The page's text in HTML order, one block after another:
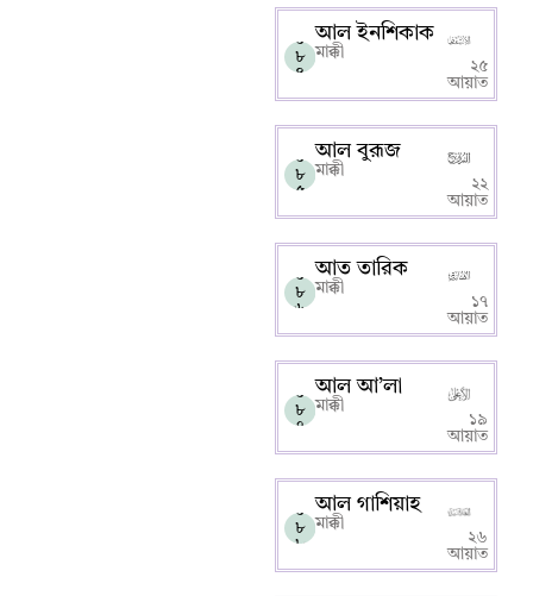
০
৮
৪
আল ইনশিকাক
মাক্কী
২৫
আয়াত
০
৮
৫
আল বুরূজ
মাক্কী
২২
আয়াত
০
৮
৬
আত তারিক
মাক্কী
১৭
আয়াত
০
৮
৭
আল আ’লা
মাক্কী
১৯
আয়াত
০
৮
৮
আল গাশিয়াহ
মাক্কী
২৬
আয়াত